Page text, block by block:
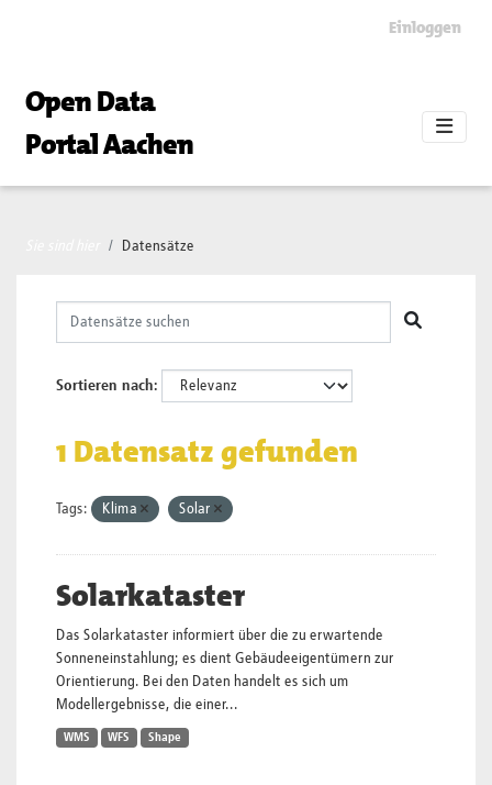
Einloggen
Open Data
Portal Aachen
Datensätze
Sortieren nach
1 Datensatz gefunden
Tags: Klima Solar
Solarkataster
Das Solarkataster informiert über die zu erwartende
Sonneneinstahlung; es dient Gebäudeeigentümern zur
Orientierung. Bei den Daten handelt es sich um
Modellergebnisse, die einer...
WMS WFS Shape